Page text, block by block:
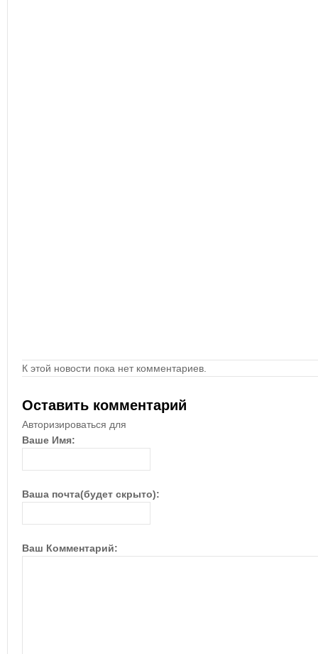
К этой новости пока нет комментариев.
Оставить комментарий
Авторизироваться для
Ваше Имя:
Ваша почта(будет скрыто):
Ваш Комментарий: